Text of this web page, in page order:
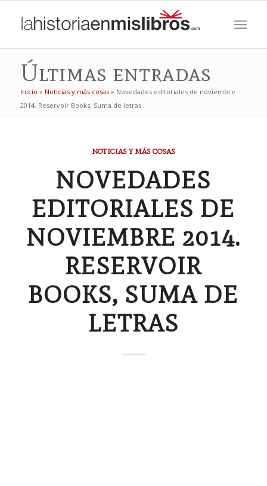
Últimas entradas
Inicio » Noticias y más cosas» Novedades editoriales de noviembre
2014. Reservoir Books, Suma de letras
NOTICIAS Y MÁS COSAS
NOVEDADES
EDITORIALES DE
NOVIEMBRE 2014.
RESERVOIR
BOOKS, SUMA DE
LETRAS